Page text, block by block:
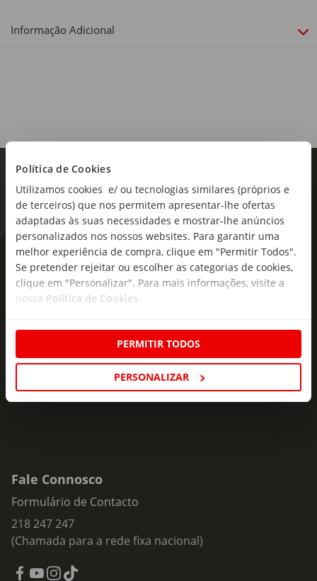
Política de Cookies
Utilizamos cookies e/ ou tecnologias similares (próprios e
de terceiros) que nos permitem apresentar-lhe ofertas
adaptadas às suas necessidades e mostrar-lhe anúncios
personalizados nos nossos websites. Para garantir uma
melhor experiência de compra, clique em "Permitir Todos".
Se pretender rejeitar ou escolher as categorias de cookies,
clique em "Personalizar". Para mais informações, visite a
nossa Política de Cookies
PERMITIR TODOS
PERSONALIZAR
Verde, Branco e Amarelo
Glimmers
Informação Adicional
As novidades mais frescas no
seu e-mail!
ofertas e novidades para si.
mail
Subscrever
Fale Connosco
Formulário de Contacto
218 247 247
(Chamada para a rede fixa nacional)